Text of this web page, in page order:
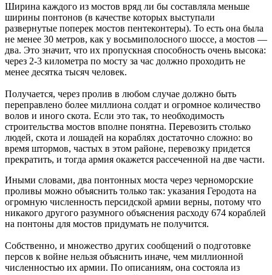
Ширина каждого из мостов вряд ли бы составляла меньше
ширины понтонов (в качестве которых выступали
развернутые поперек мостов пентеконтеры). То есть она была
не менее 30 метров, как у восьмиполосного шоссе, а мостов —
два. Это значит, что их пропускная способность очень высока:
через 2-3 километра по мосту за час должно проходить не
менее десятка тысяч человек.
Получается, через пролив в любом случае должно быть
переправлено более миллиона солдат и огромное количество
волов и иного скота. Если это так, то необходимость
строительства мостов вполне понятна. Перевозить столько
людей, скота и лошадей на кораблях достаточно сложно: во
время штормов, частых в этом районе, перевозку придется
прекратить, и тогда армия окажется рассеченной на две части.
Иными словами, два понтонных моста через черноморские
проливы можно объяснить только так: указания Геродота на
огромную численность персидской армии верны, потому что
никакого другого разумного объяснения расходу 674 кораблей
на понтоны для мостов придумать не получится.
Собственно, и множество других сообщений о подготовке
персов к войне нельзя объяснить иначе, чем миллионной
численностью их армии. По описаниям, она состояла из